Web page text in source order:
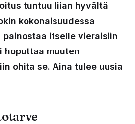
tuntuu liian hyvältä
kokonaisuudessa
itselle vieraisiin
hoputtaa muuten
ohita se. Aina tulee uusia